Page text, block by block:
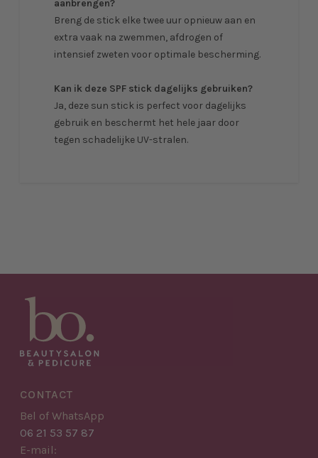
aanbrengen?
Breng de stick elke twee uur opnieuw aan en
extra vaak na zwemmen, afdrogen of
intensief zweten voor optimale bescherming.
Kan ik deze SPF stick dagelijks gebruiken?
Ja, deze sun stick is perfect voor dagelijks
gebruik en beschermt het hele jaar door
tegen schadelijke UV-stralen.
CONTACT
Bel of WhatsApp
06 21 53 57 87
E-mail: